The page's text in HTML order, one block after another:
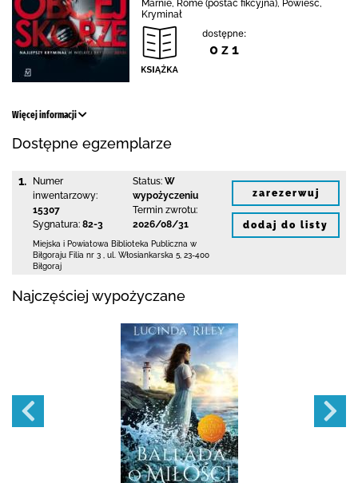
Marnie, Rome (postać fikcyjna), Powieść,
Kryminał
dostępne:
0 z 1
Więcej informacji
Dostępne egzemplarze
1.
Numer
inwentarzowy:
15307
Sygnatura: 82-3
Status: W
wypożyczeniu
Termin zwrotu:
2026/08/31
Miejska i Powiatowa Biblioteka Publiczna w
Biłgoraju Filia nr 3
ul. Włosiankarska 5 23-400
Biłgoraj
zarezerwuj
dodaj do listy
Najczęściej wypożyczane